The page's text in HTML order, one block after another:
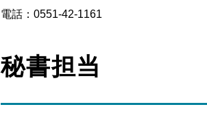
電話：0551-42-1161
秘書担当